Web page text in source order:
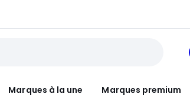
Marques à la une Marques premium